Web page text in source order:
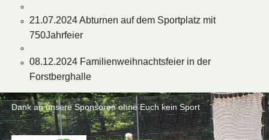
21.07.2024 Abturnen auf dem Sportplatz mit
750Jahrfeier
08.12.2024 Familienweihnachtsfeier in der
Forstberghalle
Dank an unsere Sponsoren ohne Euch kein Sport